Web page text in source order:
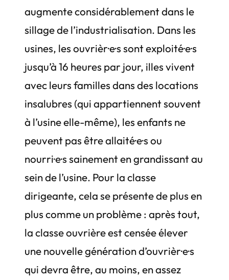
augmente considérablement dans le
sillage de l’industrialisation. Dans les
usines, les ouvrièr·e·s sont exploité·e·s
jusqu’à 16 heures par jour, illes vivent
avec leurs familles dans des locations
insalubres (qui appartiennent souvent
à l’usine elle-même), les enfants ne
peuvent pas être allaité·e·s ou
nourri·e·s sainement en grandissant au
sein de l’usine. Pour la classe
dirigeante, cela se présente de plus en
plus comme un problème : après tout,
la classe ouvrière est censée élever
une nouvelle génération d’ouvrièr·e·s
qui devra être, au moins, en assez